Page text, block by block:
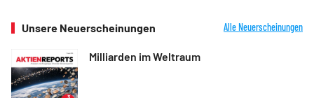
Unsere Neuerscheinungen Alle Neuerscheinungen
Milliarden im Weltraum